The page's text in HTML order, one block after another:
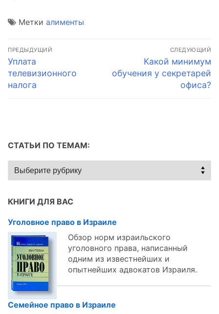
Метки алименты
Навигация
по
записям
ПРЕДЫДУЩИЙ
Предыдущая
запись:
Уплата
телевизионного
налога
СЛЕДУЮЩИЙ
Следующая
запись:
Какой минимум
обучения у секретарей
офиса?
СТАТЬИ ПО ТЕМАМ:
Статьи
по
КНИГИ ДЛЯ ВАС
Уголовное право в Израиле
Обзор норм израильского
уголовного права, написанный
одним из известнейших и
опытнейших адвокатов Израиля.
Семейное право в Израиле